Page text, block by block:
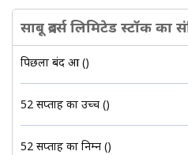
साबू ब्रदर्स लिमिटेड स्टॉक का
पिछला बंद हुआ (₹)
52 सप्ताह का उच्च (₹)
52 सप्ताह का निम्न (₹)